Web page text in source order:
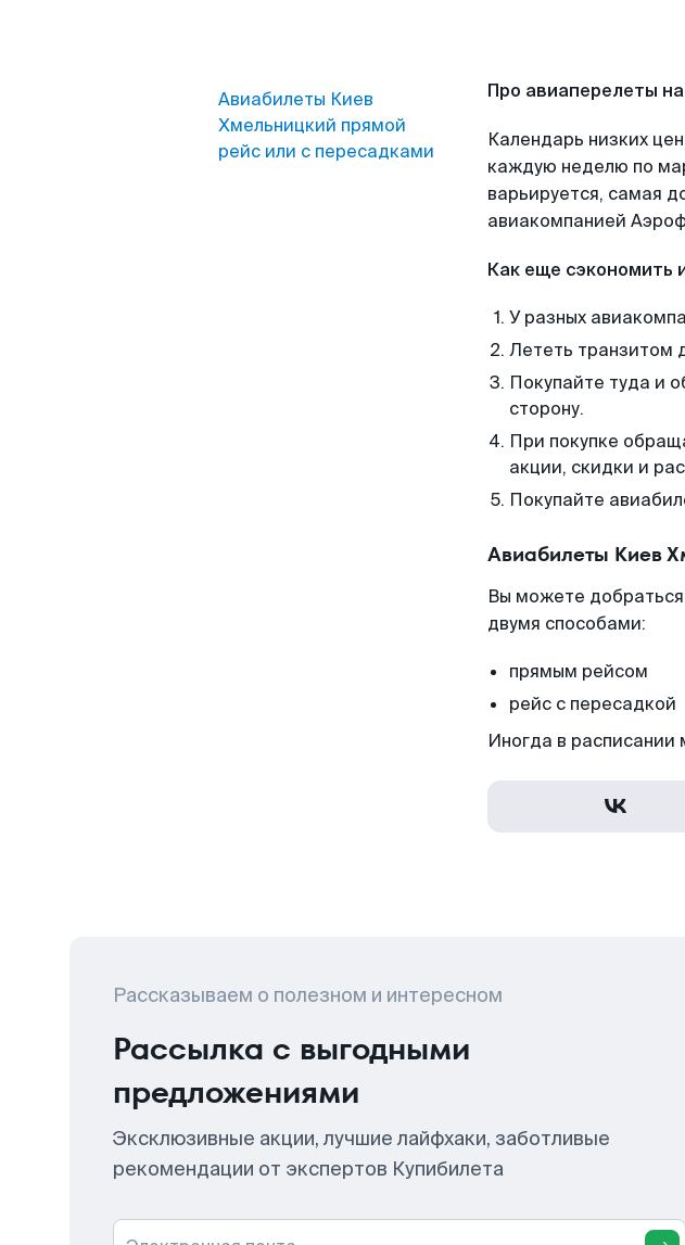
Авиабилеты Киев
Хмельницкий прямой
рейс или с пересадками
Про авиаперелеты
Календарь низких
каждую неделю по
варьируется, самая
авиакомпанией
Как еще сэкономить
У разных
Лететь транзитом
Покупайте туда и
сторону.
При покупке
акции, скидки и
Покупайте
Авиабилеты Киев
Вы можете
двумя способами:
прямым рейсом
рейс с пересадкой
Иногда в расписании
Рассказываем о полезном и интересном
Рассылка с выгодными
предложениями
Эксклюзивные акции, лучшие лайфхаки, заботливые
рекомендации от экспертов Купибилета